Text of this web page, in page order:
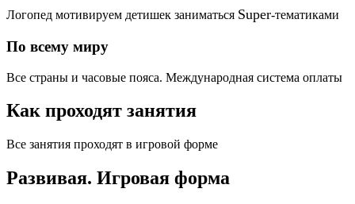
Логопед мотивируем детишек заниматься Super-тематиками
По всему миру
Все страны и часовые пояса. Международная система оплаты
Как проходят занятия
Все занятия проходят в игровой форме
Развивая. Игровая форма